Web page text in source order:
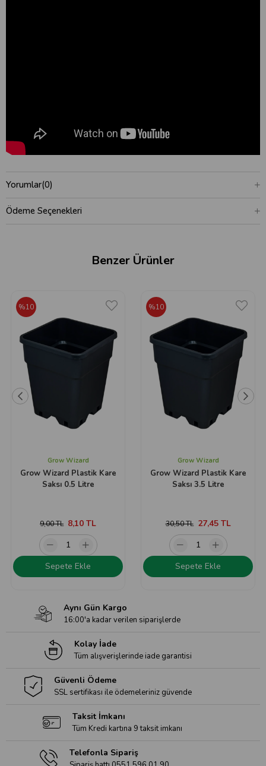
Yorumlar(0)
Ödeme Seçenekleri
Benzer Ürünler
Grow Wizard
Grow Wizard Plastik Kare
Saksı 0.5 Litre
8,10 TL
9,00 TL
%10
Sepete Ekle
Grow Wizard
Grow Wizard Plastik Kare
Saksı 3.5 Litre
27,45 TL
30,50 TL
%10
Sepete Ekle
Aynı Gün Kargo
16:00'a kadar verilen siparişlerde
Kolay İade
Tüm alışverişlerinde iade garantisi
Güvenli Ödeme
SSL sertifikası ile ödemeleriniz güvende
Taksit İmkanı
Tüm Kredi kartına 9 taksit imkanı
Telefonla Sipariş